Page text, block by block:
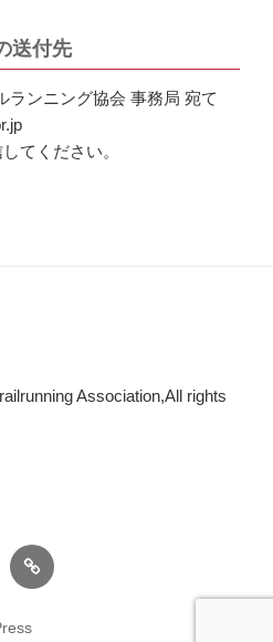
送付先
ランニング協会 事務局 宛て
てください。
Association,All rights
X